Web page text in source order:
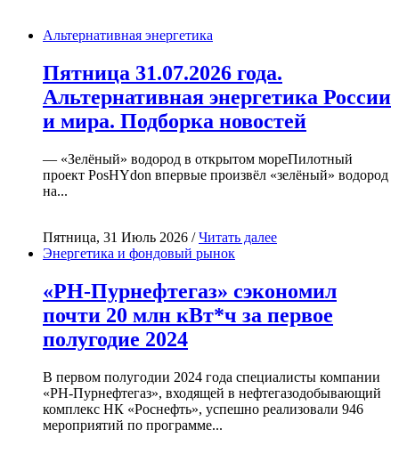
Альтернативная энергетика
Пятница 31.07.2026 года.
Альтернативная энергетика России
и мира. Подборка новостей
— «Зелёный» водород в открытом мореПилотный
проект PosHYdon впервые произвёл «зелёный» водород
на...
Пятница, 31 Июль 2026 /Читать далее
Энергетика и фондовый рынок
«РН-Пурнефтегаз» сэкономил
почти 20 млн кВт*ч за первое
полугодие 2024
В первом полугодии 2024 года специалисты компании
«РН-Пурнефтегаз», входящей в нефтегазодобывающий
комплекс НК «Роснефть», успешно реализовали 946
мероприятий по программе...